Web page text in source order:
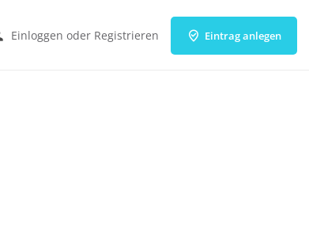
Einloggen oder Registrieren Eintrag anlegen